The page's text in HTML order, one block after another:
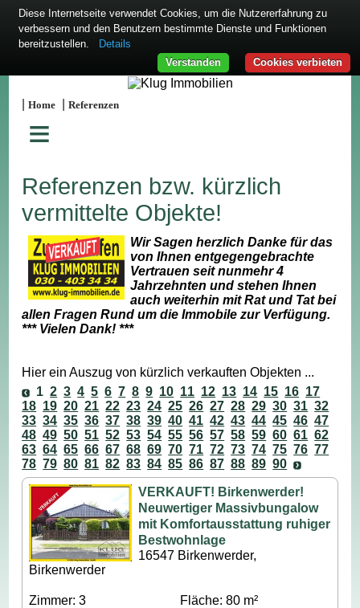
|Home |Referenzen
≡
Referenzen bzw. kürzlich
vermittelte Objekte!
Wir Sagen herzlich Danke für das
von Ihnen entgegengebrachte
Vertrauen seit nunmehr 4
Jahrzehnten und stehen Ihnen
auch weiterhin mit Rat und Tat bei
allen Fragen Rund um die Immobile zur Verfügung.
*** Vielen Dank! ***
Hier ein Auszug von kürzlich verkauften Objekten ...
1 2 3 4 5 6 7 8 9 10 11 12 13 14 15 16 17
18 19 20 21 22 23 24 25 26 27 28 29 30 31 32
33 34 35 36 37 38 39 40 41 42 43 44 45 46 47
48 49 50 51 52 53 54 55 56 57 58 59 60 61 62
63 64 65 66 67 68 69 70 71 72 73 74 75 76 77
78 79 80 81 82 83 84 85 86 87 88 89 90
VERKAUFT! Birkenwerder!
Neuwertiger Massivbungalow
mit Komfortausstattung ruhiger
Bestwohnlage
16547 Birkenwerder,
Birkenwerder
Zimmer: 3 Fläche: 80 m²
Diese Internetseite verwendet Cookies, um die Nutzererfahrung zu
verbessern und den Benutzern bestimmte Dienste und Funktionen
bereitzustellen.
Details
Cookies verbieten
Verstanden